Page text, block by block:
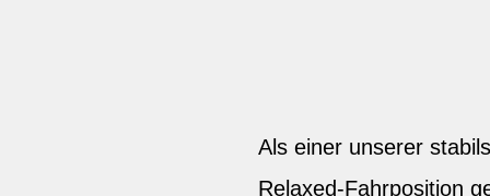
Als einer unserer
Relaxed-Fahrposition